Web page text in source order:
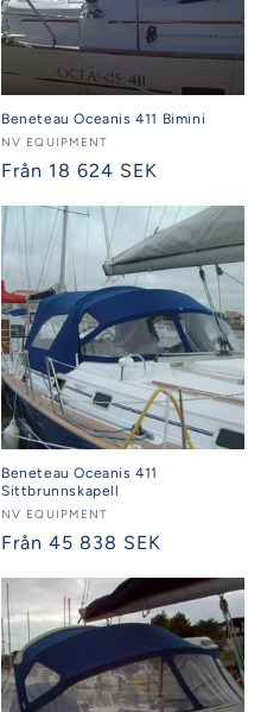
Beneteau Oceanis 411 Bimini
Säljare:
NV EQUIPMENT
Ordinarie
Från 18 624 SEK
Beneteau Oceanis 411
Sittbrunnskapell
Säljare:
NV EQUIPMENT
Ordinarie
Från 45 838 SEK